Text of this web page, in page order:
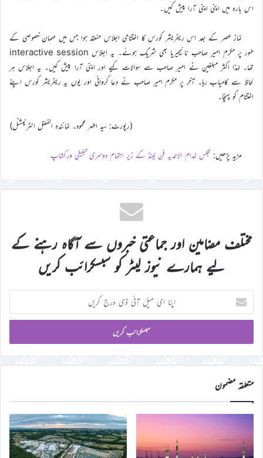
اس بارہ میں اپنی اپنی آرا پیش کیں۔
نماز عصر کے بعد اس ریفریشر کورس کا اختتامی اجلاس منعقد ہوا جس میں مہمان خصوصی کے
طور پر مکرم امیر صاحب نائیجیریا بھی شریک ہوئے۔ یہ اجلاس interactive session
تھا۔ لہٰذا اکثر مبلغین نے امیر صاحب سے سوالات کيے اور اپنی آرا پیش کیں۔ یہ اجلاس ہر
لحاظ سے کامیاب رہا۔ آخر پر مکرم امیر صاحب نے دعا کروائی اور یوں یہ ریفریشر کورس اپنے
اختتام کو پہنچا۔
(رپورٹ: سید اطہر محمود۔ نمائندہ الفضل انٹرنیشنل)
مزید پڑھیں: مجلس خدام الاحمدیہ فن لینڈ کے زیر اہتمام دوسری تبلیغی ورکشاپ
مختلف مضامین اور جماعتی خبروں سے آگاہ رہنے کے
لیے ہمارے نیوز لیٹر کو سبسکرائب کریں
اپنا
ای
میل
ڈی
درج
کریں
متعلقہ مضمون